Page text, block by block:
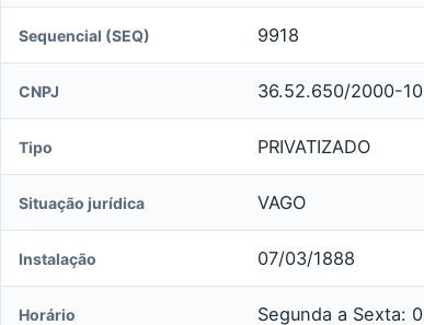
Sequencial (SEQ) 9918
CNPJ 36.52.650/2000-10
Tipo PRIVATIZADO
Situação jurídica VAGO
Instalação 07/03/1888
Horário Segunda a Sexta: